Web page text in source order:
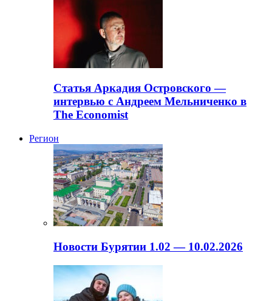
Статья Аркадия Островского —
интервью с Андреем Мельниченко в
The Economist
Регион
Новости Бурятии 1.02 — 10.02.2026